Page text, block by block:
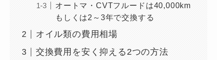
オートマ・CVTフルードは40,000km
もしくは2～3年で交換する
オイル類の費用相場
交換費用を安く抑える2つの方法